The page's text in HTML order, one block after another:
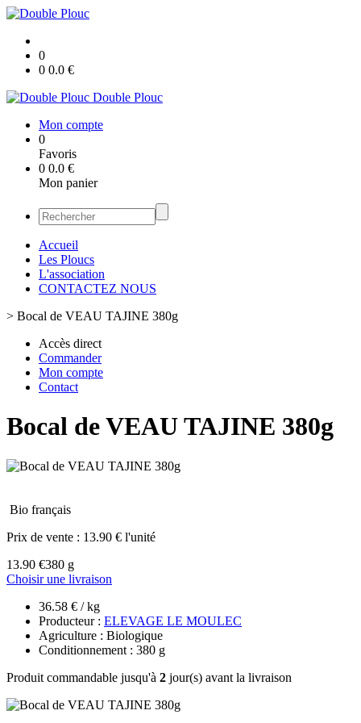
0
0 0.0 €
Double Plouc
Mon compte
0
Favoris
0 0.0 €
Mon panier
Accueil
Les Ploucs
L'association
CONTACTEZ NOUS
> Bocal de VEAU TAJINE 380g
Accès direct
Commander
Mon compte
Contact
Bocal de VEAU TAJINE 380g
Bio français
Prix de vente : 13.90 € l'unité
13.90 €380 g
Choisir une livraison
36.58 € / kg
Producteur : ELEVAGE LE MOULEC
Agriculture : Biologique
Conditionnement : 380 g
Produit commandable jusqu'à 2 jour(s) avant la livraison